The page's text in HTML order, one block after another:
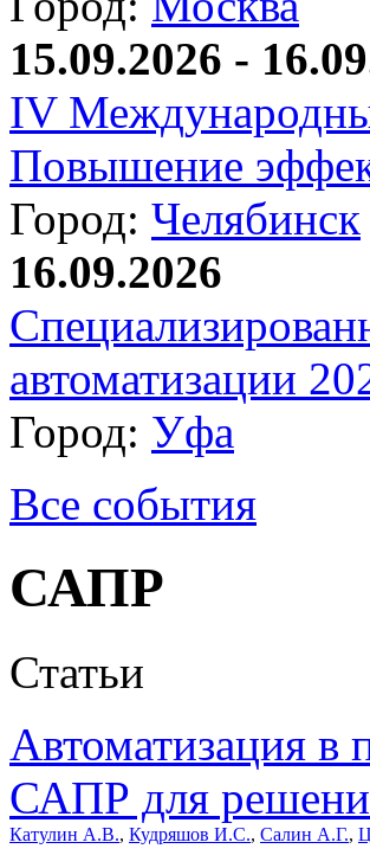
15.09.2026 -
IV
Повышение
Город: Челябинск
16.09.2026
автоматизации
Город: Уфа
Все события
САПР
Статьи
Автоматизация
САПР для
Катулин А.В., Кудряшов И.С., Салин А.Г.,